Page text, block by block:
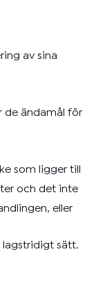
av sina
de ändamål för
som ligger till
och det inte
eller
lagstridigt sätt.